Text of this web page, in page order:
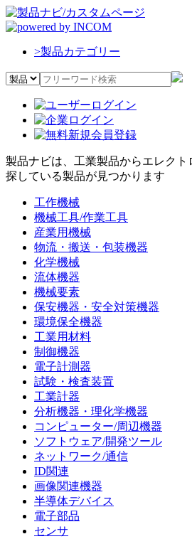
>製品カテゴリー
製品ナビは、工業製品からエレクト
探している製品が見つかります
工作機械
機械工具/作業工具
産業用機械
物流・搬送・包装機器
化学機械
流体機器
機械要素
保安機器・安全対策機器
環境保全機器
工業用材料
制御機器
電子計測器
試験・検査装置
工業計器
分析機器・理化学機器
コンピューター/周辺機器
ソフトウェア/開発ツール
ネットワーク/通信
ID関連
画像関連機器
半導体デバイス
電子部品
センサ